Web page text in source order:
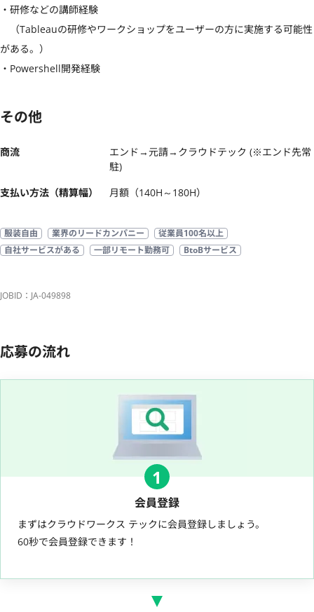
・研修などの講師経験
（Tableauの研修やワークショップをユーザーの方に実施する可能性
がある。）
・Powershell開発経験
その他
商流
エンド→元請→クラウドテック (※エンド先常
駐)
支払い方法（精算幅）
月額（140H～180H）
服装自由 業界のリードカンパニー
従業員100名以上
自社サービスがある
一部リモート勤務可 BtoBサービス
JOBID：JA-049898
応募の流れ
1
会員登録
まずはクラウドワークス テックに会員登録しましょう。
60秒で会員登録できます！